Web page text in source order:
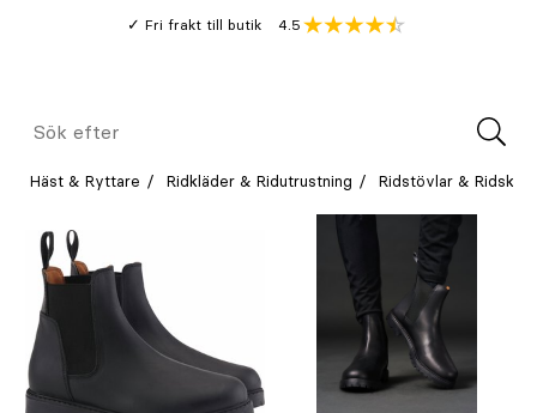
Fri frakt till butik
Genomsnitt
4.5
Meny
Sök
Häst & Ryttare Ridkläder & Ridutrustning Ridstövlar & Ridskor